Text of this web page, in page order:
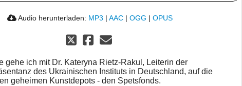
Audio herunterladen: MP3 | AAC | OGG | OPUS
gehe ich mit Dr. Kateryna Rietz-Rakul, Leiterin der
des Ukrainischen Instituts in Deutschland, auf die
geheimen Kunstdepots - den Spetsfonds.